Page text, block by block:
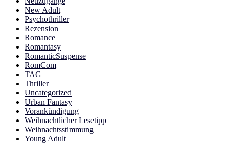
New Adult
Psychothriller
Rezension
Romance
Romantasy
RomanticSuspense
RomCom
TAG
Thriller
Uncategorized
Urban Fantasy
Vorankündigung
Weihnachtlicher Lesetipp
Weihnachtsstimmung
Young Adult